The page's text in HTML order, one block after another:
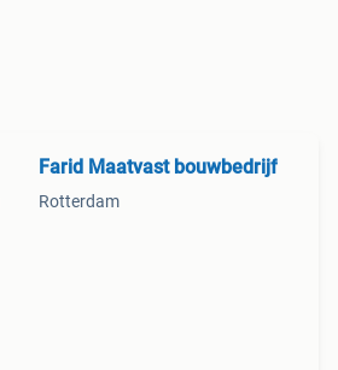
Farid Maatvast bouwbedrijf
Rotterdam